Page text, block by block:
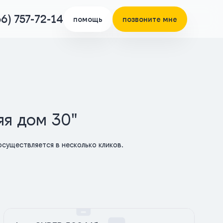
757-72-14 помощь позвоните мне
дом 30"
в несколько кликов.